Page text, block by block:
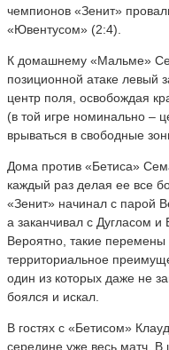
чемпионов «Зенит»
«Ювентусом» (2:4).
К домашнему «Мальме»
позиционной атаке левый
центр поля, освобождая
(в той игре номинально –
врываться в свободные
Дома против «Бетиса»
каждый раз делая ее все
«Зенит» начинал с парой
а заканчивал с Дугласом
Вероятно, такие
территориальное
один из которых даже не
боялся и искал.
В гостях с «Бетисом»
середине уже весь матч.